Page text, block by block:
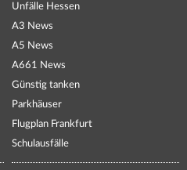
Unfälle Hessen
A3 News
A5 News
A661 News
Günstig tanken
Parkhäuser
Flugplan Frankfurt
Schulausfälle